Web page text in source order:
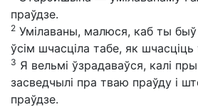
праўдзе.
2 Умілаваны, малюся, каб ты быў
ўсім шчасціла табе, як
3 Я вельмі ўзрадаваўся, калі
засведчылі пра тваю праўду і
праўдзе.